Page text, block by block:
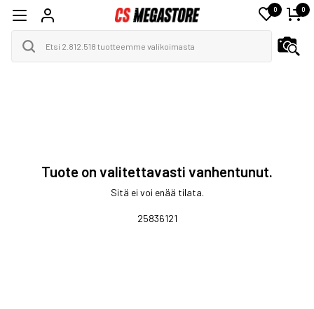
0 0
Tuote on valitettavasti vanhentunut.
Sitä ei voi enää tilata.
25836121